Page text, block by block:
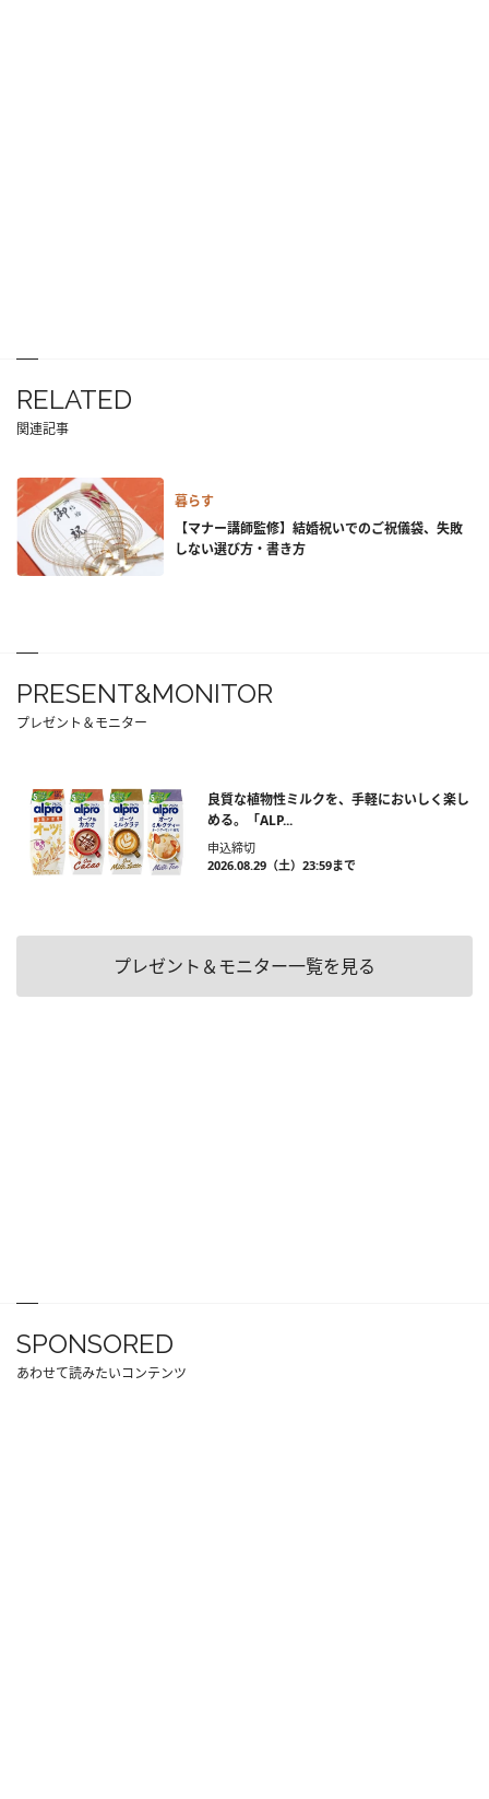
RELATED
関連記事
暮らす
【マナー講師監修】結婚祝いでのご祝儀袋、失敗
しない選び方・書き方
PRESENT&MONITOR
プレゼント＆モニター
良質な植物性ミルクを、手軽においしく楽し
める。「ALP...
申込締切
2026.08.29（土）23:59まで
プレゼント＆モニター一覧を見る
SPONSORED
あわせて読みたいコンテンツ